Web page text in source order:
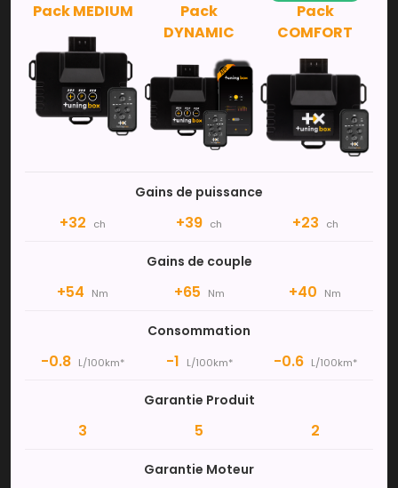
Pack MEDIUM
Pack
DYNAMIC
Pack
COMFORT
Gains de puissance
+32 ch +39 ch +23 ch
Gains de couple
+54 Nm +65 Nm +40 Nm
Consommation
-0.8 L/100km* -1 L/100km* -0.6 L/100km*
Garantie Produit
3 5 2
Garantie Moteur